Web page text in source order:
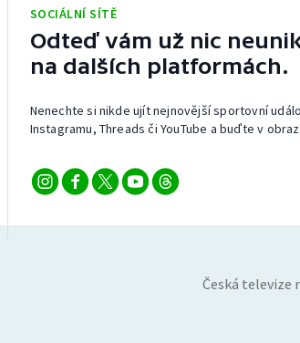
SOCIÁLNÍ SÍTĚ
Odteď vám už nic
na dalších platformách.
Nenechte si nikde ujít nejnovější sportovní
Instagramu, Threads či YouTube a buďte v
Česká televize